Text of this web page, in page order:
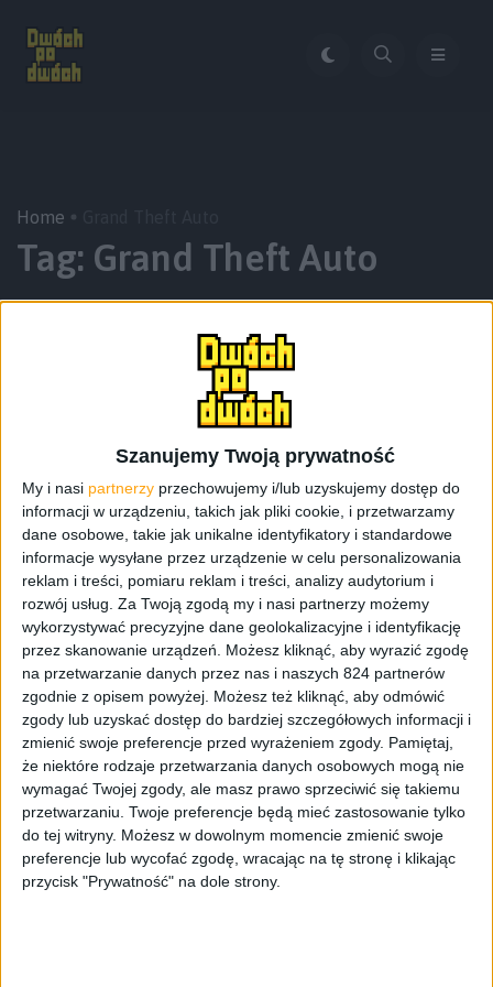
Szanujemy Twoją prywatność
My i nasi partnerzy przechowujemy i/lub uzyskujemy dostęp do
informacji w urządzeniu, takich jak pliki cookie, i przetwarzamy
dane osobowe, takie jak unikalne identyfikatory i standardowe
informacje wysyłane przez urządzenie w celu personalizowania
reklam i treści, pomiaru reklam i treści, analizy audytorium i
rozwój usług. Za Twoją zgodą my i nasi partnerzy możemy
wykorzystywać precyzyjne dane geolokalizacyjne i identyfikację
przez skanowanie urządzeń. Możesz kliknąć, aby wyrazić zgodę
na przetwarzanie danych przez nas i naszych 824 partnerów
zgodnie z opisem powyżej. Możesz też kliknąć, aby odmówić
zgody lub uzyskać dostęp do bardziej szczegółowych informacji i
zmienić swoje preferencje przed wyrażeniem zgody. Pamiętaj,
że niektóre rodzaje przetwarzania danych osobowych mogą nie
wymagać Twojej zgody, ale masz prawo sprzeciwić się takiemu
przetwarzaniu. Twoje preferencje będą mieć zastosowanie tylko
do tej witryny. Możesz w dowolnym momencie zmienić swoje
preferencje lub wycofać zgodę, wracając na tę stronę i klikając
przycisk "Prywatność" na dole strony.
Home
Tag: Grand Theft Auto
Mamy do pogrania
W takie Grand Theft Auto III grałbym
godzinami – Mamy do pogrania #24